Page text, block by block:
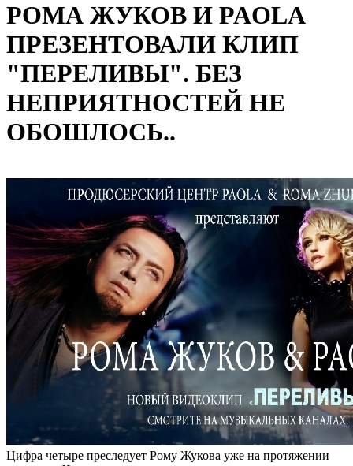
РОМА ЖУКОВ И PAOLA
ПРЕЗЕНТОВАЛИ КЛИП
"ПЕРЕЛИВЫ". БЕЗ
НЕПРИЯТНОСТЕЙ НЕ
ОБОШЛОСЬ..
Цифра четыре преследует Рому Жукова уже на протяжении